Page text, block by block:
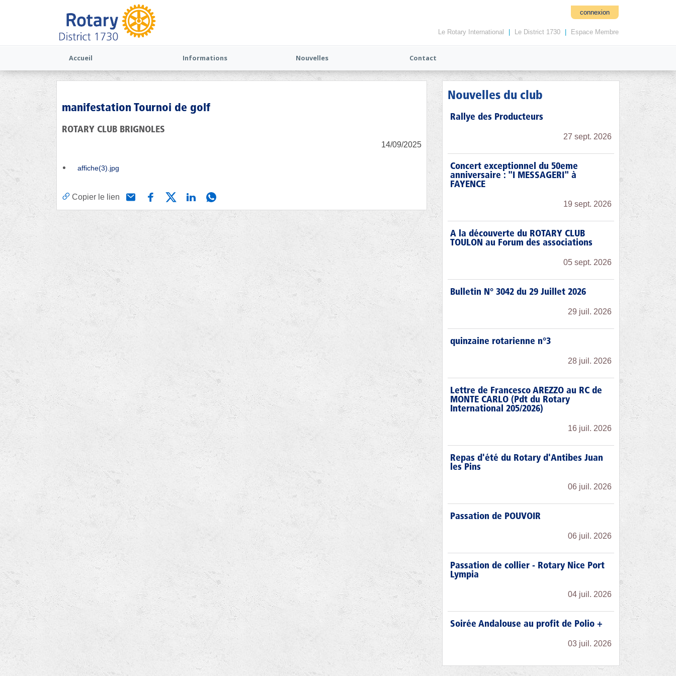
connexion
Le Rotary International Le District 1730 Espace Membre
Accueil Informations Nouvelles Contact
manifestation Tournoi de golf
ROTARY CLUB BRIGNOLES
14/09/2025
affiche(3).jpg
Copier le lien
Nouvelles du club
Rallye des Producteurs
27 sept. 2026
Concert exceptionnel du 50eme
anniversaire : "I MESSAGERI" à
FAYENCE
19 sept. 2026
A la découverte du ROTARY CLUB
TOULON au Forum des associations
05 sept. 2026
Bulletin N° 3042 du 29 Juillet 2026
29 juil. 2026
quinzaine rotarienne n°3
28 juil. 2026
Lettre de Francesco AREZZO au RC de
MONTE CARLO (Pdt du Rotary
International 205/2026)
16 juil. 2026
Repas d'été du Rotary d'Antibes Juan
les Pins
06 juil. 2026
Passation de POUVOIR
06 juil. 2026
Passation de collier - Rotary Nice Port
Lympia
04 juil. 2026
Soirée Andalouse au profit de Polio +
03 juil. 2026